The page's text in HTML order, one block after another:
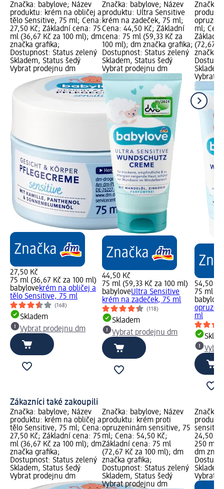
Značka: babylove; Název
produktu: krém na obličej a
tělo Sensitive, 75 ml; Cena:
27,50 Kč; Základní cena: 75
ml (36,67 Kč za 100 ml); dm
značka grafika;
Dostupnost: Status zelený
Skladem, Status šedý
Vybrat prodejnu dm
27,50 Kč
75 ml (36,67 Kč za 100 ml)
babylovekrém na obličej a
tělo Sensitive, 75 ml
(168)
Skladem
Vybrat prodejnu dm
Značka: babylove; Název
produktu: Ultra Sensitive
krém na zadeček, 75 ml;
Cena: 44,50 Kč; Základní
cena: 75 ml (59,33 Kč za
100 ml); dm značka grafika;
Dostupnost: Status zelený
Skladem, Status šedý
Vybrat prodejnu dm
44,50 Kč
75 ml (59,33 Kč za 100 ml)
babyloveUltra Sensitive
krém na zadeček, 75 ml
(118)
Skladem
Vybrat prodejnu dm
Značka:
ml;
(72,67
značka
Vybrat
54,50 Kč
75 ml
babylove
ml
Zákazníci také zakoupili
Značka: babylove; Název
produktu: krém na obličej a
tělo Sensitive, 75 ml; Cena:
27,50 Kč; Základní cena: 75
ml (36,67 Kč za 100 ml); dm
značka grafika;
Dostupnost: Status zelený
Skladem, Status šedý
Vybrat prodejnu dm
Značka: babylove; Název
produktu: krém proti
opruzeninám sensitive, 75
ml; Cena: 54,50 Kč;
Základní cena: 75 ml
(72,67 Kč za 100 ml); dm
značka grafika;
Dostupnost: Status zelený
Skladem, Status šedý
Vybrat prodejnu dm
Značka:
24,50
250 ml
dm
Vybrat